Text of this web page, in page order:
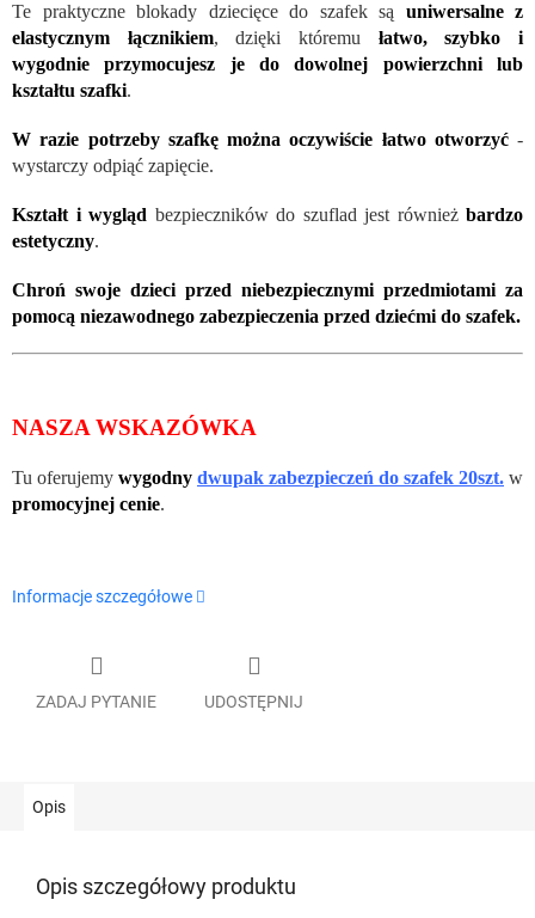
Te praktyczne blokady dziecięce do szafek są uniwersalne z
elastycznym łącznikiem, dzięki któremu łatwo, szybko i
wygodnie przymocujesz je do dowolnej powierzchni lub
kształtu szafki.
W razie potrzeby szafkę można oczywiście łatwo otworzyć-
wystarczy odpiąć zapięcie.
Kształt i wygląd bezpieczników do szuflad jest również bardzo
estetyczny.
Chroń swoje dzieci przed niebezpiecznymi przedmiotami za
pomocą niezawodnego zabezpieczenia przed dziećmi do szafek.
NASZA WSKAZÓWKA
Tu oferujemy wygodny dwupak zabezpieczeń do szafek 20szt. w
promocyjnej cenie.
Informacje szczegółowe
ZADAJ PYTANIE UDOSTĘPNIJ
Opis
Opis szczegółowy produktu